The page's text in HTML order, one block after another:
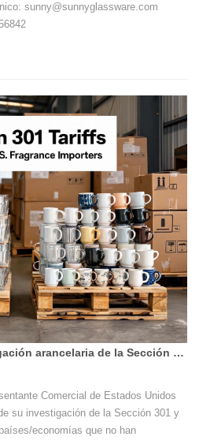
sunny@sunnyglassware.com
¿Cómo afectará la investigación arancelaria de la Sección 301 de EE. UU. a los importadores de marcas de aromaterapia?
Comercial de Estados Unidos
su investigación de la Sección 301 y
economías que no han